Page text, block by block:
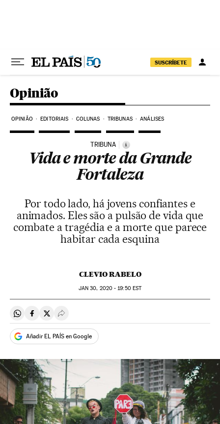
SUSCRÍBETE
Opinião
OPINIÃO EDITORIAIS COLUNAS TRIBUNAS ANÁLISES
TRIBUNA i
Vida e morte da Grande
Fortaleza
Por todo lado, há jovens confiantes e
animados. Eles são a pulsão de vida que
combate a tragédia e a morte que parece
habitar cada esquina
CLEVIO RABELO
JAN 30, 2020 - 19:50EST
Compartir en Whatsapp
Compartir en Facebook
Compartir en Twitter
Desplegar Redes Sociales
Añadir EL PAÍS en Google